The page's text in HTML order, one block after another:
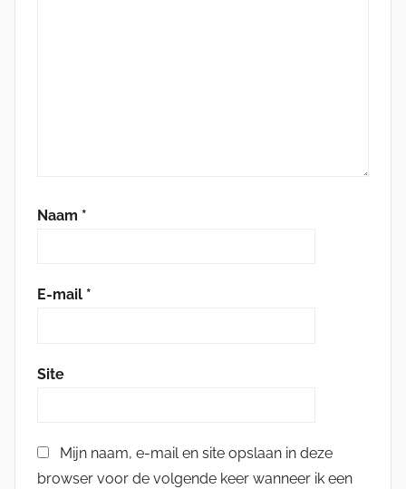
Naam *
E-mail *
Site
Mijn naam, e-mail en site opslaan in deze
browser voor de volgende keer wanneer ik een